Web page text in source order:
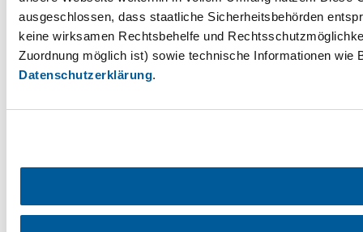
ausgeschlossen, dass staatliche Sicherheitsbehörden
keine wirksamen Rechtsbehelfe und
Zuordnung möglich ist) sowie technische Informationen wie
Datenschutzerklärung.